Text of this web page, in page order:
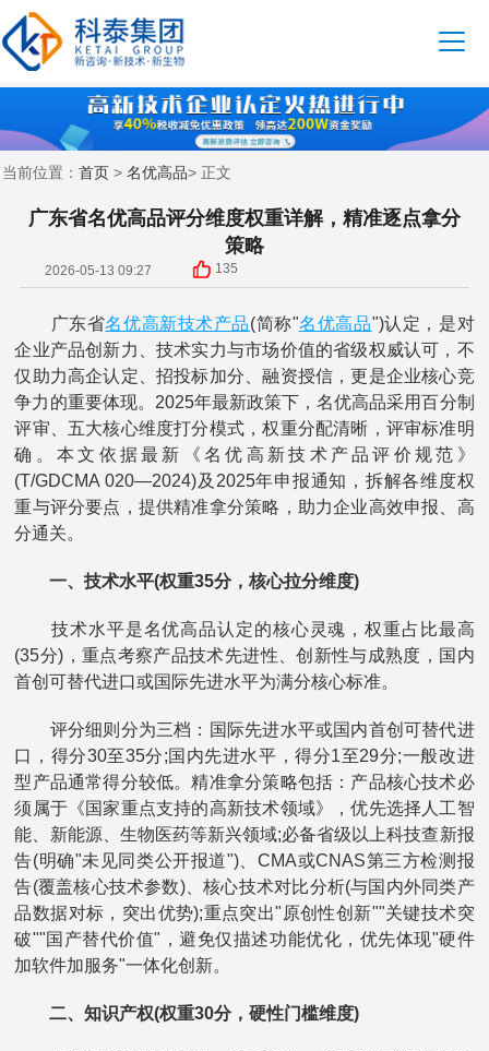
当前位置： 首页 > 名优高品> 正文
广东省名优高品评分维度权重详解，精准逐点拿分
策略
2026-05-13 09:27 135
广东省名优高新技术产品(简称"名优高品")认定，是对
企业产品创新力、技术实力与市场价值的省级权威认可，不
仅助力高企认定、招投标加分、融资授信，更是企业核心竞
争力的重要体现。2025年最新政策下，名优高品采用百分制
评审、五大核心维度打分模式，权重分配清晰，评审标准明
确。本文依据最新《名优高新技术产品评价规范》
(T/GDCMA 020—2024)及2025年申报通知，拆解各维度权
重与评分要点，提供精准拿分策略，助力企业高效申报、高
分通关。
一、技术水平(权重35分，核心拉分维度)
技术水平是名优高品认定的核心灵魂，权重占比最高
(35分)，重点考察产品技术先进性、创新性与成熟度，国内
首创可替代进口或国际先进水平为满分核心标准。
评分细则分为三档：国际先进水平或国内首创可替代进
口，得分30至35分;国内先进水平，得分1至29分;一般改进
型产品通常得分较低。精准拿分策略包括：产品核心技术必
须属于《国家重点支持的高新技术领域》，优先选择人工智
能、新能源、生物医药等新兴领域;必备省级以上科技查新报
告(明确"未见同类公开报道")、CMA或CNAS第三方检测报
告(覆盖核心技术参数)、核心技术对比分析(与国内外同类产
品数据对标，突出优势);重点突出"原创性创新""关键技术突
破""国产替代价值"，避免仅描述功能优化，优先体现"硬件
加软件加服务"一体化创新。
二、知识产权(权重30分，硬性门槛维度)